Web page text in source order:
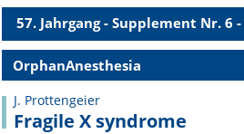
Suche
Aktuelle Ausgabe
Leitlinien
57. Jahrgang - Supplement Nr. 6
OrphanAnesthesia
J. Prottengeier
Fragile X syndrome